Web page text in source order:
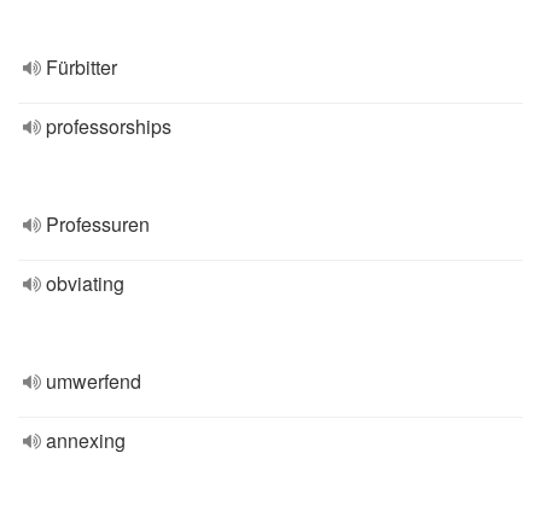
Fürbitter
professorships
Professuren
obviating
umwerfend
annexing